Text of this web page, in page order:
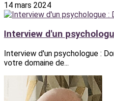
14 mars 2024
Interview d'un
Interview d'un psychologue :
votre domaine de...